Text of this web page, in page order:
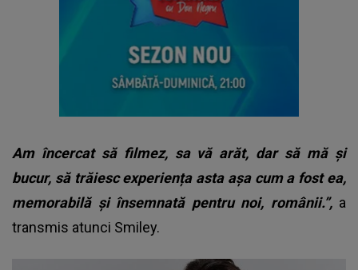
Am încercat să filmez, sa vă arăt, dar să mă și
bucur, să trăiesc experiența asta așa cum a fost ea,
memorabilă și însemnată pentru noi, românii.”, a
transmis atunci Smiley.